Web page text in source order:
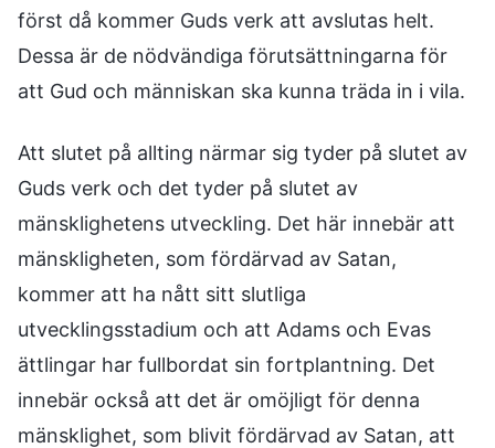
först då kommer Guds verk att avslutas helt.
Dessa är de nödvändiga förutsättningarna för
att Gud och människan ska kunna träda in i vila.
Att slutet på allting närmar sig tyder på slutet av
Guds verk och det tyder på slutet av
mänsklighetens utveckling. Det här innebär att
mänskligheten, som fördärvad av Satan,
kommer att ha nått sitt slutliga
utvecklingsstadium och att Adams och Evas
ättlingar har fullbordat sin fortplantning. Det
innebär också att det är omöjligt för denna
mänsklighet, som blivit fördärvad av Satan, att